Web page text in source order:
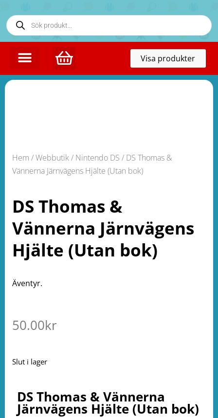
Visa produkter
Hem /Webbutik/ Nintendo DS / DS Thomas &
Vännerna Järnvägens Hjälte (Utan bok)
DS Thomas &
Vännerna Järnvägens
Hjälte (Utan bok)
Äventyr.
50.00kr
Slut i lager
DS Thomas & Vännerna
Järnvägens Hjälte (Utan bok)